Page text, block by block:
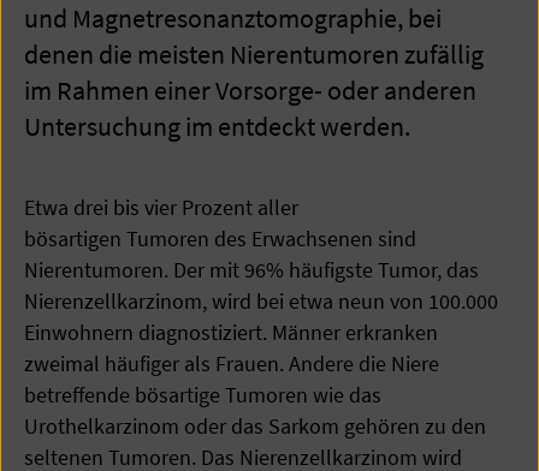
und Magnetresonanztomographie, bei
denen die meisten Nierentumoren zufällig
im Rahmen einer Vorsorge- oder anderen
Untersuchung im entdeckt werden.
Etwa drei bis vier Prozent aller
bösartigen Tumoren des Erwachsenen sind
Nierentumoren. Der mit 96% häufigste Tumor, das
Nierenzellkarzinom, wird bei etwa neun von 100.000
Einwohnern diagnostiziert. Männer erkranken
zweimal häufiger als Frauen. Andere die Niere
betreffende bösartige Tumoren wie das
Urothelkarzinom oder das Sarkom gehören zu den
seltenen Tumoren. Das Nierenzellkarzinom wird